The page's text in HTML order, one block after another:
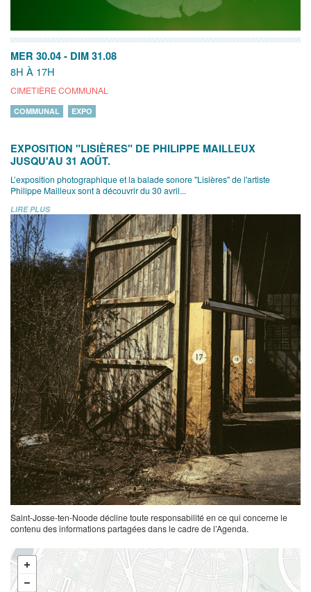
MER 30.04 - DIM 31.08
8H À 17H
CIMETIÈRE COMMUNAL
COMMUNAL EXPO
EXPOSITION "LISIÈRES" DE PHILIPPE MAILLEUX
JUSQU'AU 31 AOÛT.
L’exposition photographique et la balade sonore "Lisières" de l'artiste
Philippe Mailleux sont à découvrir du 30 avril...
LIRE PLUS
Saint-Josse-ten-Noode décline toute responsabilité en ce qui concerne le
contenu des informations partagées dans le cadre de l’Agenda.